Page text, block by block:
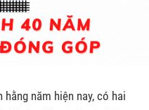
năm hiện nay, có hai